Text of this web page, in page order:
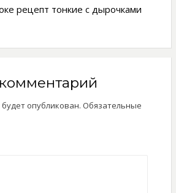
рецепт тонкие с дырочками
опубликован. Обязательные